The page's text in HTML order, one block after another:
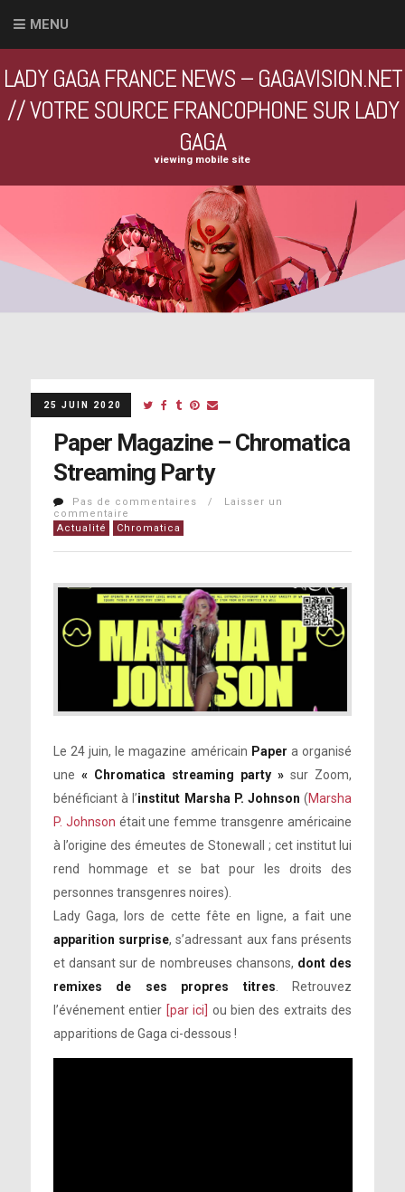
MENU
LADY GAGA FRANCE NEWS – GAGAVISION.NET
// VOTRE SOURCE FRANCOPHONE SUR LADY
GAGA
viewing mobile site
25 JUIN 2020
Paper Magazine – Chromatica
Streaming Party
Pas de commentaires / Laisser un
commentaire
Actualité
Chromatica
Le 24 juin, le magazine américain Paper a organisé
une « Chromatica streaming party » sur Zoom,
bénéficiant à l’institut Marsha P. Johnson (Marsha
P. Johnson était une femme transgenre américaine
à l’origine des émeutes de Stonewall ; cet institut lui
rend hommage et se bat pour les droits des
personnes transgenres noires).
Lady Gaga, lors de cette fête en ligne, a fait une
apparition surprise, s’adressant aux fans présents
et dansant sur de nombreuses chansons, dont des
remixes de ses propres titres. Retrouvez
l’événement entier [par ici]
ou bien des extraits des
apparitions de Gaga ci-dessous !